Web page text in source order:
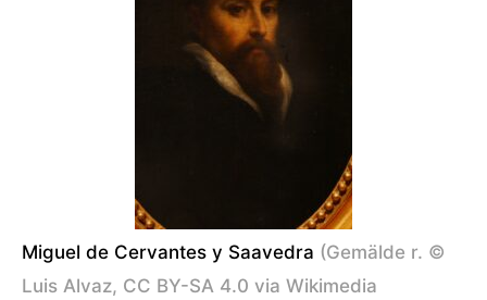
Miguel de Cervantes y Saavedra (Gemälde r. ©
Luis Alvaz, CC BY-SA 4.0 via Wikimedia